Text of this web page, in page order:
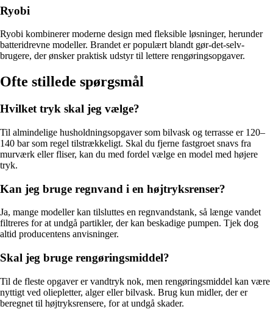
Ryobi
Ryobi kombinerer moderne design med fleksible løsninger, herunder
batteridrevne modeller. Brandet er populært blandt gør-det-selv-
brugere, der ønsker praktisk udstyr til lettere rengøringsopgaver.
Ofte stillede spørgsmål
Hvilket tryk skal jeg vælge?
Til almindelige husholdningsopgaver som bilvask og terrasse er 120–
140 bar som regel tilstrækkeligt. Skal du fjerne fastgroet snavs fra
murværk eller fliser, kan du med fordel vælge en model med højere
tryk.
Kan jeg bruge regnvand i en højtryksrenser?
Ja, mange modeller kan tilsluttes en regnvandstank, så længe vandet
filtreres for at undgå partikler, der kan beskadige pumpen. Tjek dog
altid producentens anvisninger.
Skal jeg bruge rengøringsmiddel?
Til de fleste opgaver er vandtryk nok, men rengøringsmiddel kan være
nyttigt ved oliepletter, alger eller bilvask. Brug kun midler, der er
beregnet til højtryksrensere, for at undgå skader.